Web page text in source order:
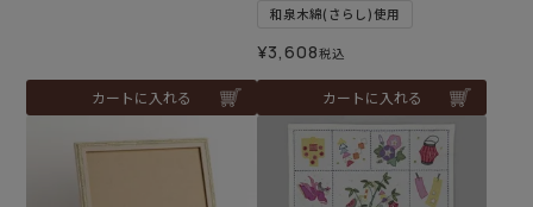
カートに入れる
和泉木綿(さらし)使用
¥3,608税込
カートに入れる